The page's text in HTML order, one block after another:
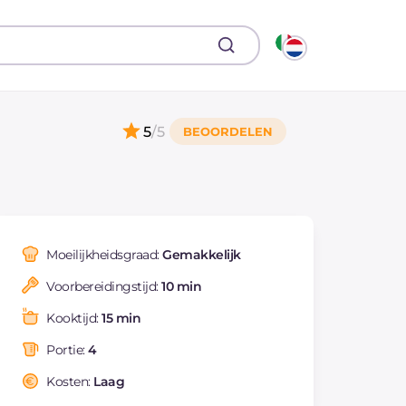
5/5
Moeilijkheidsgraad:Gemakkelijk
Voorbereidingstijd:10 min
Kooktijd:15 min
Portie:4
Kosten: Laag